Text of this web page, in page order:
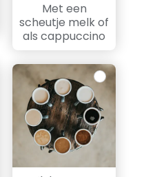
Met een
scheutje melk of
als cappuccino